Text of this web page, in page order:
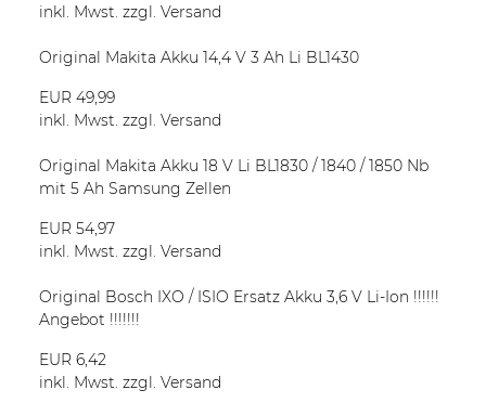
inkl. Mwst. zzgl. Versand
Original Makita Akku 14,4 V 3 Ah Li BL1430
EUR 49,99
inkl. Mwst. zzgl. Versand
Original Makita Akku 18 V Li BL1830 / 1840 / 1850 Nb
mit 5 Ah Samsung Zellen
EUR 54,97
inkl. Mwst. zzgl. Versand
Original Bosch IXO / ISIO Ersatz Akku 3,6 V Li-Ion !!!!!!
Angebot !!!!!!!
EUR 6,42
inkl. Mwst. zzgl. Versand